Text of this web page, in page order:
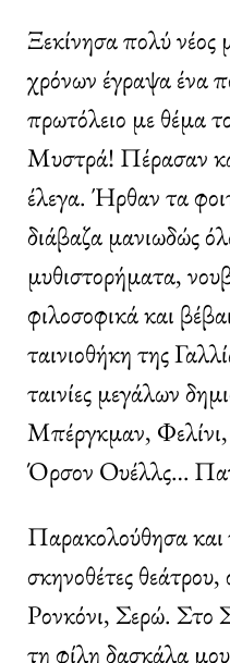
Ξεκίνησα πολύ νέος
χρόνων έγραψα ένα
πρωτόλειο με θέμα
Μυστρά! Πέρασαν
έλεγα. Ήρθαν τα
διάβαζα μανιωδώς
μυθιστορήματα,
φιλοσοφικά και
ταινιοθήκη της
ταινίες μεγάλων
Μπέργκμαν, Φελίνι,
Όρσον Ουέλλς…
Παρακολούθησα
σκηνοθέτες
Ρονκόνι, Σερώ. Στο
τη φίλη δασκάλα